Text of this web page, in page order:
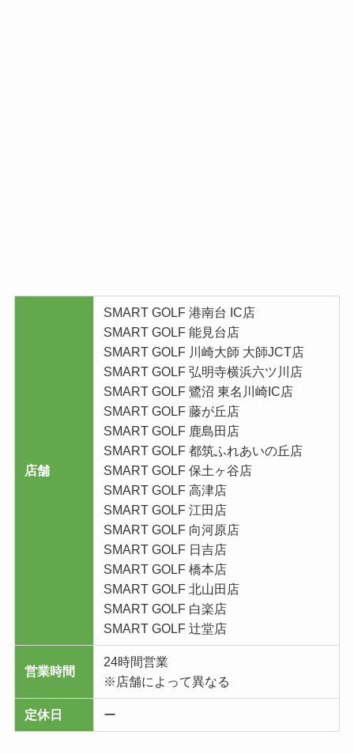
店舗
SMART GOLF 港南台 IC店
SMART GOLF 能見台店
SMART GOLF 川崎大師 大師JCT店
SMART GOLF 弘明寺横浜六ツ川店
SMART GOLF 鷺沼 東名川崎IC店
SMART GOLF 藤が丘店
SMART GOLF 鹿島田店
SMART GOLF 都筑ふれあいの丘店
SMART GOLF 保土ヶ谷店
SMART GOLF 高津店
SMART GOLF 江田店
SMART GOLF 向河原店
SMART GOLF 日吉店
SMART GOLF 橋本店
SMART GOLF 北山田店
SMART GOLF 白楽店
SMART GOLF 辻堂店
営業時間
24時間営業
※店舗によって異なる
定休日 ー